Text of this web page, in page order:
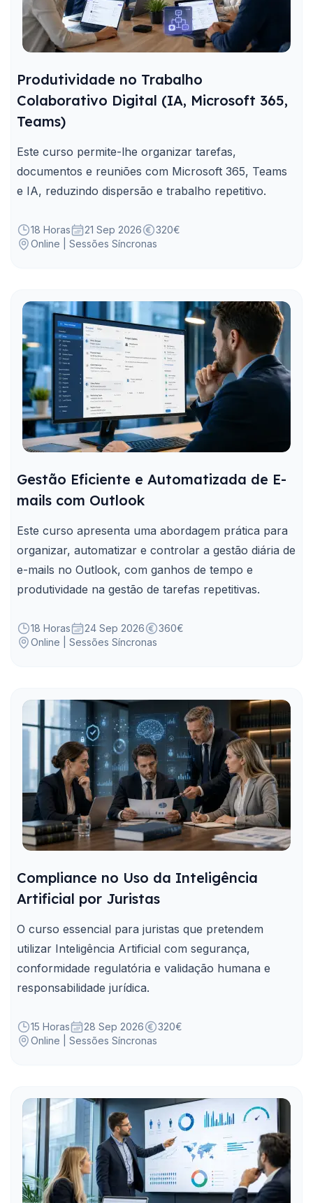
Produtividade no Trabalho
Colaborativo Digital (IA, Microsoft 365,
Teams)
Este curso permite-lhe organizar tarefas,
documentos e reuniões com Microsoft 365, Teams
e IA, reduzindo dispersão e trabalho repetitivo.
18 Horas 21 Sep 2026
320€
Online | Sessões Síncronas
Gestão Eficiente e Automatizada de E-
mails com Outlook
Este curso apresenta uma abordagem prática para
organizar, automatizar e controlar a gestão diária de
e-mails no Outlook, com ganhos de tempo e
produtividade na gestão de tarefas repetitivas.
18 Horas 24 Sep 2026
360€
Online | Sessões Síncronas
Compliance no Uso da Inteligência
Artificial por Juristas
O curso essencial para juristas que pretendem
utilizar Inteligência Artificial com segurança,
conformidade regulatória e validação humana e
responsabilidade jurídica.
15 Horas 28 Sep 2026
320€
Online | Sessões Síncronas